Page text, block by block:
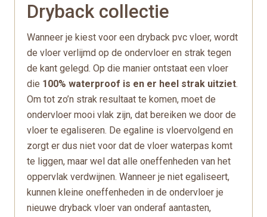
Dryback collectie
Wanneer je kiest voor een dryback pvc vloer, wordt
de vloer verlijmd op de ondervloer en strak tegen
de kant gelegd. Op die manier ontstaat een vloer
die 100% waterproof is en er heel strak uitziet.
Om tot zo’n strak resultaat te komen, moet de
ondervloer mooi vlak zijn, dat bereiken we door de
vloer te egaliseren. De egaline is vloervolgend en
zorgt er dus niet voor dat de vloer waterpas komt
te liggen, maar wel dat alle oneffenheden van het
oppervlak verdwijnen. Wanneer je niet egaliseert,
kunnen kleine oneffenheden in de ondervloer je
nieuwe dryback vloer van onderaf aantasten,